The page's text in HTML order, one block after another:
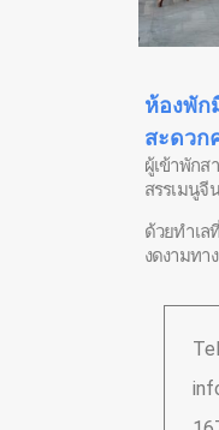
ห้องพัก
สะดวก
ผู้เข้าพักส
สรรเมนูจี
ด้วยทำเล
งดงามทา